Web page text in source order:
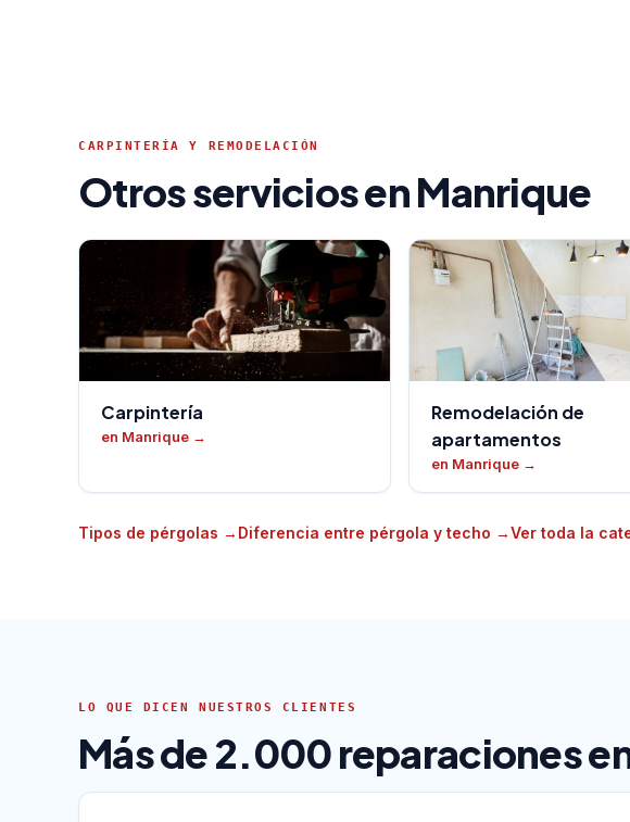
CARPINTERÍA Y REMODELACIÓN
Otros servicios en Manrique
Carpintería
en Manrique →
Remodelación de
apartamentos
en Manrique →
Tipos de pérgolas → Diferencia entre pérgola y techo →Ver toda la
LO QUE DICEN NUESTROS CLIENTES
Más de 2.000 reparaciones